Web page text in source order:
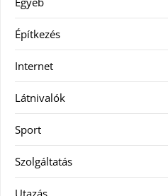
Építkezés
Internet
Látnivalók
Sport
Szolgáltatás
Utazás